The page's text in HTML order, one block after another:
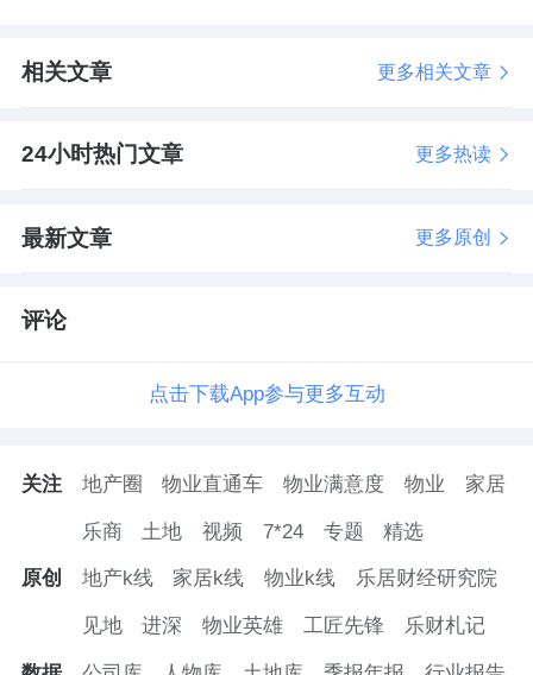
相关文章 更多相关文章
24小时热门文章 更多热读
最新文章 更多原创
评论
点击下载App参与更多互动
关注 地产圈 物业直通车 物业满意度 物业 家居
乐商 土地 视频 7*24 专题 精选
原创 地产k线 家居k线 物业k线 乐居财经研究院
见地 进深 物业英雄 工匠先锋 乐财札记